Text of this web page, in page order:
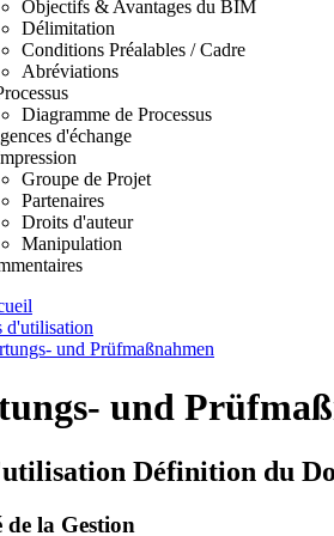
Objectifs & Avantages du BIM
Délimitation
Conditions Préalables / Cadre
Abréviations
Diagramme de Processus
d'échange
Groupe de Projet
Partenaires
Droits d'auteur
Manipulation
d'utilisation
und Prüfmaßnahmen
und
Définition du
de la Gestion